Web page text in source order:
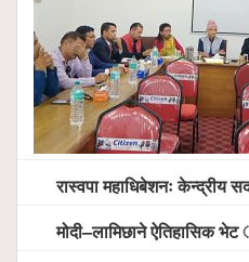
रास्वपा महाधिबेशनः केन्द्रीय
मोदी–लामिछाने ऐतिहासिक भेट ः नेपाल–भारत